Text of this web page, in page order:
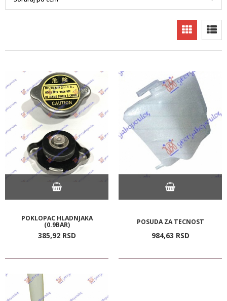
POKLOPAC HLADNJAKA
(0.9BAR)
385,92 RSD
POSUDA ZA TECNOST
984,63 RSD